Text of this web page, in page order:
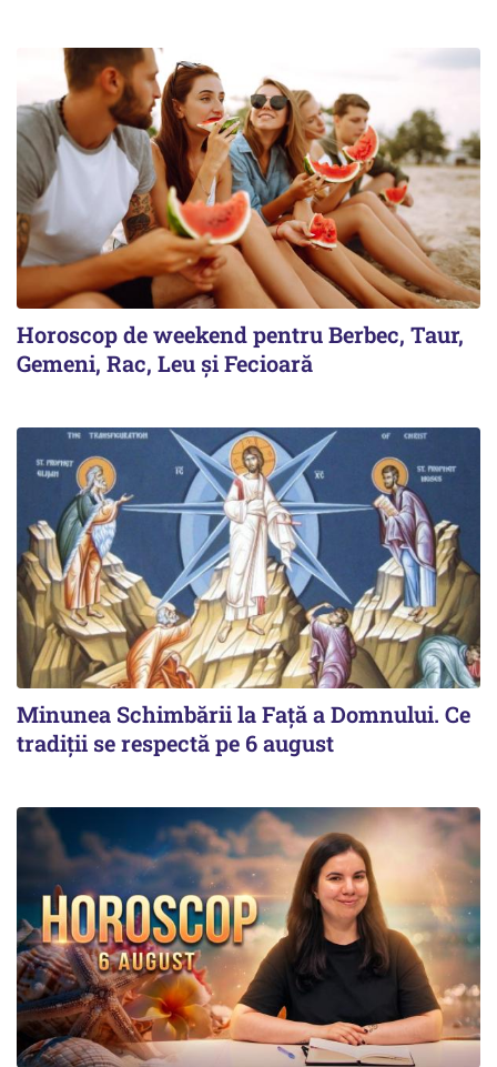
Horoscop de weekend pentru Berbec, Taur,
Gemeni, Rac, Leu și Fecioară
Minunea Schimbării la Față a Domnului. Ce
tradiții se respectă pe 6 august